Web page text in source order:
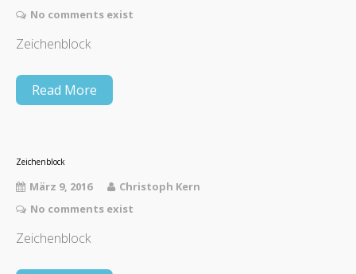
No comments exist
Zeichenblock
Read More
Zeichenblock
März 9, 2016
Christoph Kern
No comments exist
Zeichenblock